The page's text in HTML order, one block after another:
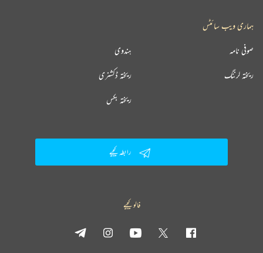
ہماری ویب سائٹس
ہندوی صوفی نامہ
ریختہ ڈکشنری ریختہ لرننگ
ریختہ بکس
رابطہ کیجیے
فالو کیجیے